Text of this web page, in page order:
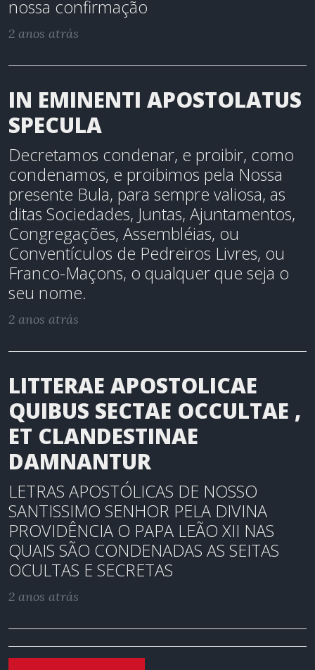
nossa confirmação
2 anos atrás
IN EMINENTI APOSTOLATUS
SPECULA
Decretamos condenar, e proibir, como
condenamos, e proibimos pela Nossa
presente Bula, para sempre valiosa, as
ditas Sociedades, Juntas, Ajuntamentos,
Congregações, Assembléias, ou
Conventículos de Pedreiros Livres, ou
Franco-Maçons, o qualquer que seja o
seu nome.
2 anos atrás
LITTERAE APOSTOLICAE
QUIBUS SECTAE OCCULTAE ,
ET CLANDESTINAE
DAMNANTUR
LETRAS APOSTÓLICAS DE NOSSO
SANTISSIMO SENHOR PELA DIVINA
PROVIDÊNCIA O PAPA LEÃO XII NAS
QUAIS SÃO CONDENADAS AS SEITAS
OCULTAS E SECRETAS
2 anos atrás